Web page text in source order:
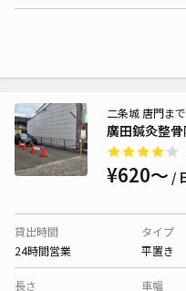
廣田鍼灸整骨
二条城 唐門ま
¥620〜 /
貸出時間
24時間営業
タイプ
平置き
長さ
車幅